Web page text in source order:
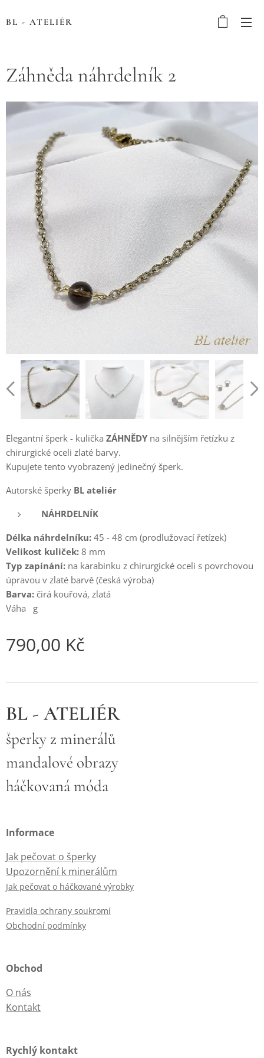
BL - ATELIÉR
Záhněda náhrdelník 2
Elegantní šperk - kulička ZÁHNĚDY na silnějším řetízku z
chirurgické oceli zlaté barvy.
Kupujete tento vyobrazený jedinečný šperk.
Autorské šperky BL ateliér
NÁHRDELNÍK
Délka náhrdelníku: 45 - 48 cm (prodlužovací řetízek)
Velikost kuliček: 8 mm
Typ zapínání: na karabinku z chirurgické oceli s povrchovou
úpravou v zlaté barvě (česká výroba)
Barva: čirá kouřová, zlatá
Váha g
790,00 Kč
BL - ATELIÉR
šperky z minerálů
mandalové obrazy
háčkovaná móda
Informace
Jak pečovat o šperky
Upozornění k minerálům
Jak pečovat o háčkované výrobky
Pravidla ochrany soukromí
Obchodní podmínky
Obchod
O nás
Kontakt
Rychlý kontakt